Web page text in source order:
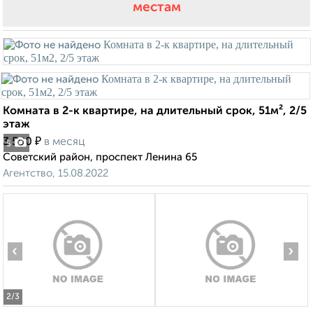
местам
5
Комната в 2-к квартире, на длительный срок, 51м², 2/5
этаж
3 500 ₽ в месяц
Советский район, проспект Ленина 65
Агентство, 15.08.2022
2/3
‹ ›